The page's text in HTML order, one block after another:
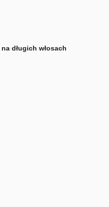
długich włosach